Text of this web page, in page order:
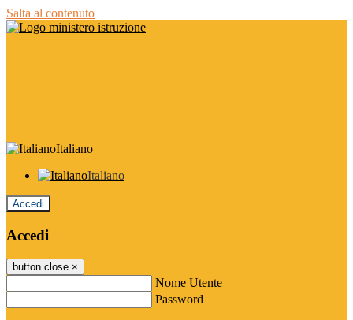
Salta al contenuto
Italiano
Italiano
Accedi
Accedi
button close ×
Nome Utente
Password